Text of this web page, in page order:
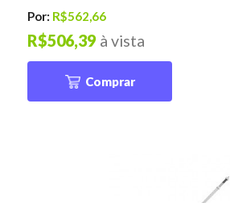
Por: R$562,66
à vista
R$506,39
Comprar